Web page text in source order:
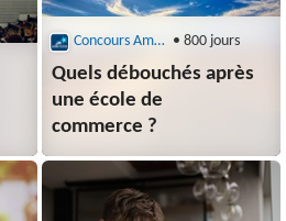
Concours Ambitions • 800 jours
Quels débouchés après
une école de
commerce ?